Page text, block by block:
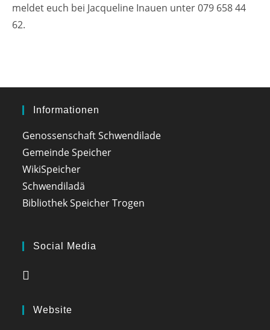
meldet euch bei Jacqueline Inauen unter 079 658 44
62.
Informationen
Genossenschaft Schwendilade
Gemeinde Speicher
WikiSpeicher
Schwendiladä
Bibliothek Speicher Trogen
Social Media
new
Website